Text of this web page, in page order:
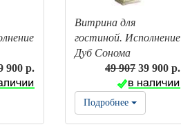
900 р.
Витрина для
гостиной. Исполнение
Дуб Сонома
49 907 39 900 р.
Подробнее